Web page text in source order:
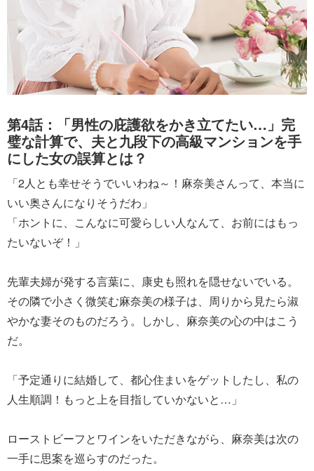
第4話：「男性の庇護欲をかき立てたい…」完
璧な計算で、夫と九段下の高級マンションを手
にした女の誤算とは？
「2人とも幸せそうでいいわね～！麻奈美さんって、本当に
いい奥さんになりそうだわ」
「ホントに、こんなに可愛らしい人なんて、お前にはもっ
たいないぞ！」
先輩夫婦が発する言葉に、康史も照れを隠せないでいる。
その隣で小さく微笑む麻奈美の様子は、周りから見たら淑
やかな妻そのものだろう。しかし、麻奈美の心の中はこう
だ。
「予定通りに結婚して、都心住まいをゲットしたし、私の
人生順調！もっと上を目指していかないと…」
ローストビーフとワインをいただきながら、麻奈美は次の
一手に思案を巡らすのだった。